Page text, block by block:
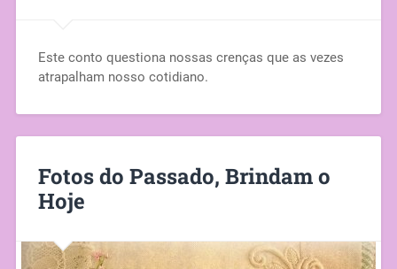
Este conto questiona nossas crenças que as vezes
atrapalham nosso cotidiano.
Fotos do Passado, Brindam o
Hoje